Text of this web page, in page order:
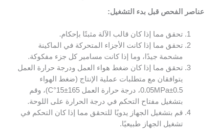
عناصر الفحص قبل بدء التشغيل:
تحقق مما إذا كان قالب الآلة مثبتًا بإحكام.
تحقق مما إذا كانت الأجزاء المتحركة في الماكينة
مشحمة جيدًا، وما إذا كانت مسامير كل جزء مفكوكة.
تحقق مما إذا كان ضغط هواء العمل ودرجة حرارة العمل
يتوافقان مع متطلبات عملية الإنتاج (ضغط الهواء
0.5±0.05MPa، درجة حرارة العمل 165±15°C)، وقم
بتشغيل مفتاح التحكم في درجة الحرارة على اللوحة.
قم بتشغيل الجهاز يدويًا للتحقق مما إذا كان التحكم في
تشغيل الجهاز طبيعيًا.